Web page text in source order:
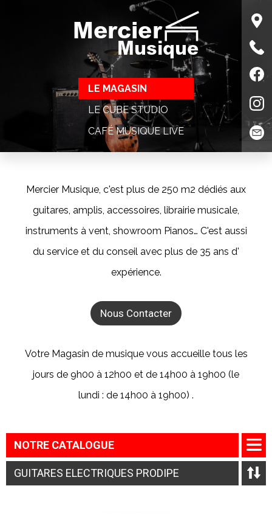
Mercier
Musique
LE MAGASIN
LE CUBE STUDIO
CAFÉ MUSIQUE LIVE
Mercier Musique, c'est plus de 250 m2 dédiés aux
guitares, amplis, accessoires, librairie musicale,
instruments à vent, showroom Pianos… C'est aussi
du service et du conseil avec plus de 35 ans d'
expérience.
Nous Contacter
Votre Magasin de musique vous accueille tous les
jours de 9h00 à 12h00 et de 14h00 à 19h00 (le
lundi : de 14h00 à 19h00) .
NOTRE CATALOGUE
GUITARES ELECTRIQUES PRODIPE